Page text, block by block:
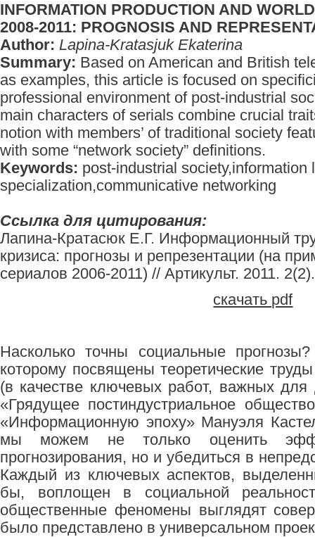
INFORMATION PRODUCTION AND
2008-2011: PROGNOSIS AND
Author: Lapina-Kratasjuk Ekaterina
Summary: Based on American and British
as examples, this article is focused on
professional environment of post-industrial
main characters of serials combine crucial
notion with members’ of traditional society
with some “network society” definitions.
Keywords: post-industrial society,information
specialization,communicative networking
Ссылка для цитирования:
Лапина-Кратасюк Е.Г. Информационный
кризиса: прогнозы и репрезентации (на
сериалов 2006-2011) // Артикульт. 2011.
скачать pdf
Насколько точны социальные
которому посвящены теоретические
(в качестве ключевых работ, важных
«Грядущее постиндустриальное
«Информационную эпоху» Мануэля
мы можем не только оценить
прогнозирования, но и убедиться в
Каждый из ключевых аспектов,
бы, воплощен в социальной
общественные феномены выглядят
было представлено в универсальном